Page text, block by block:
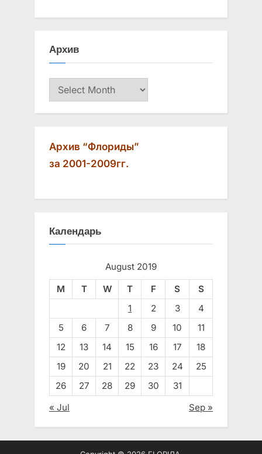
o
Архив
Архив
Архив “Флориды”
за 2001-2009гг.
Календарь
August 2019
M
T W T F S
S
1
2 3
4
5
6 7 8 9 10
11
12
13 14 15 16 17
18
19
20 21 22 23 24
25
26
27 28 29 30
31
« Jul
Sep »